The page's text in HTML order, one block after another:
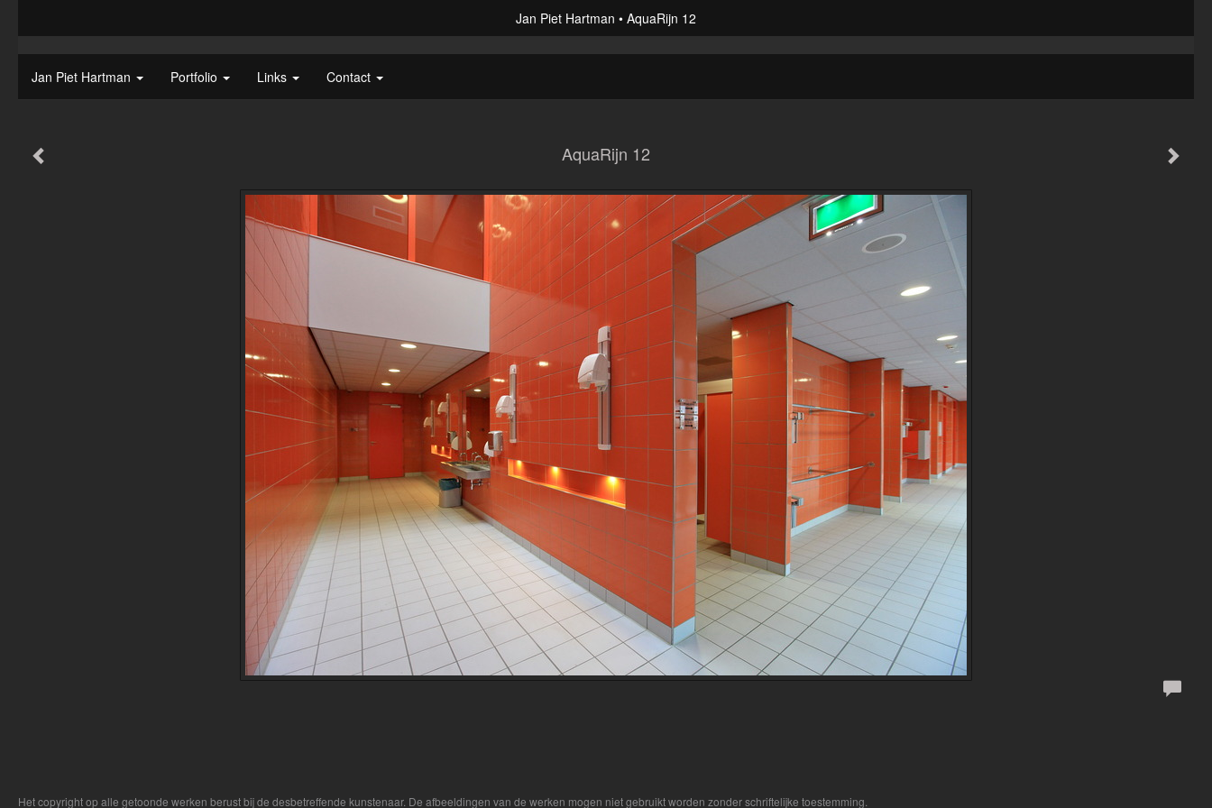
Jan Piet Hartman AquaRijn 12
Jan Piet Hartman Portfolio Links Contact
AquaRijn 12
Het copyright op alle getoonde werken berust bij de desbetreffende kunstenaar. De afbeeldingen van de werken mogen niet gebruikt worden zonder schriftelijke toestemming.